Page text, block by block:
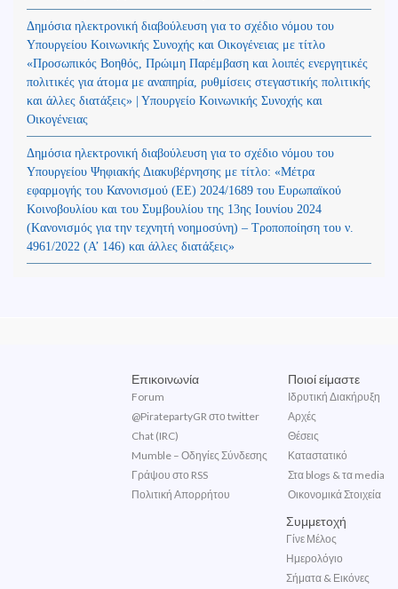
Δημόσια ηλεκτρονική διαβούλευση για το σχέδιο νόμου του
Υπουργείου Κοινωνικής Συνοχής και Οικογένειας με τίτλο
«Προσωπικός Βοηθός, Πρώιμη Παρέμβαση και λοιπές ενεργητικές
πολιτικές για άτομα με αναπηρία, ρυθμίσεις στεγαστικής πολιτικής
και άλλες διατάξεις» | Υπουργείο Κοινωνικής Συνοχής και
Οικογένειας
Δημόσια ηλεκτρονική διαβούλευση για το σχέδιο νόμου του
Υπουργείου Ψηφιακής Διακυβέρνησης με τίτλο: «Μέτρα
εφαρμογής του Κανονισμού (ΕΕ) 2024/1689 του Ευρωπαϊκού
Κοινοβουλίου και του Συμβουλίου της 13ης Ιουνίου 2024
(Kανονισμός για την τεχνητή νοημοσύνη) – Τροποποίηση του ν.
4961/2022 (Α’ 146) και άλλες διατάξεις»
Επικοινωνία
Forum
@PiratepartyGR στο twitter
Chat (IRC)
Mumble – Οδηγίες Σύνδεσης
Γράψου στο RSS
Πολιτική Απορρήτου
Ποιοί είμαστε
Ιδρυτική Διακήρυξη
Αρχές
Θέσεις
Καταστατικό
Στα blogs & τα media
Οικονομικά Στοιχεία
Συμμετοχή
Γίνε Μέλος
Ημερολόγιο
Σήματα & Εικόνες